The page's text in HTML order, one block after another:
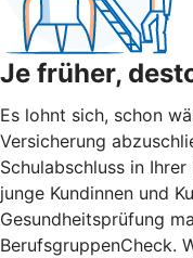
Je früher,
Es lohnt sich, schon
Versicherung
Schulabschluss in
junge Kundinnen und
Gesundheitsprüfung
BerufsgruppenCheck.